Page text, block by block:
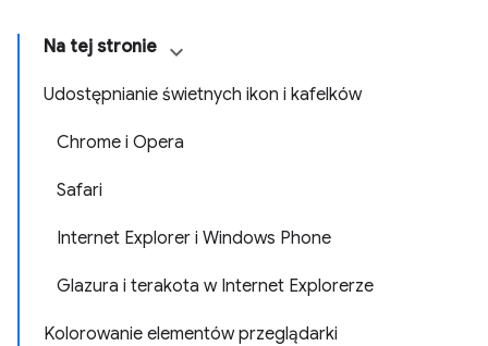
Na tej stronie
Udostępnianie świetnych ikon i kafelków
Chrome i Opera
Safari
Internet Explorer i Windows Phone
Glazura i terakota w Internet Explorerze
Kolorowanie elementów przeglądarki